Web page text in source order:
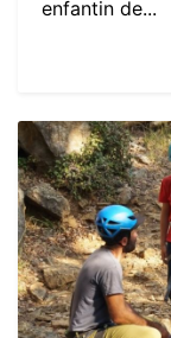
enfantin de...